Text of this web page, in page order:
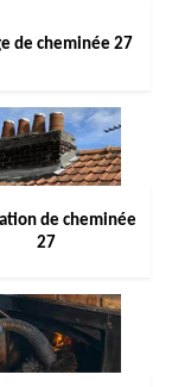
de cheminée 27
de cheminée
27